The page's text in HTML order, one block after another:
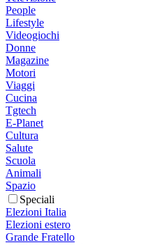
People
Lifestyle
Videogiochi
Donne
Magazine
Motori
Viaggi
Cucina
Tgtech
E-Planet
Cultura
Salute
Scuola
Animali
Spazio
Speciali
Elezioni Italia
Elezioni estero
Grande Fratello